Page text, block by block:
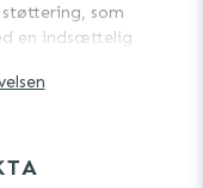
som
en indsættelig
oplevelse